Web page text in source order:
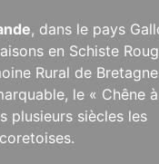
, dans le pays
en Schiste
Rural de
le « Chêne à
plusieurs siècles les